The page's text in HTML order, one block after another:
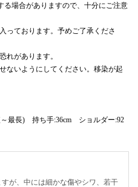
る場合がありますので、十分にご注意
っております。予めご了承くださ
れがあります。
ないようにしてください。移染が起
～最長) 持ち手:36cm ショルダー:92
が、中には細かな傷やシワ、若干